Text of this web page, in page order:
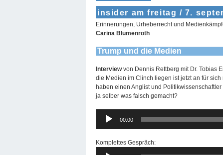
insider am freitag / 7.
Erinnerungen, Urheberrecht und
Carina Blumenroth
Trump und die Medien
Interviewvon Dennis Rettberg mit Dr. Tobias
die Medien im Clinch liegen ist jetzt an für
haben einen Anglist und
ja selber was falsch gemacht?
Audio-
Player
00:00
Komplettes Gespräch:
Audio-